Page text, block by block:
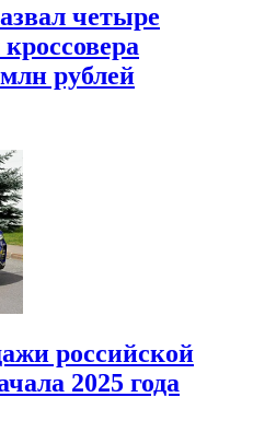
четыре
рублей
российской
2025 года